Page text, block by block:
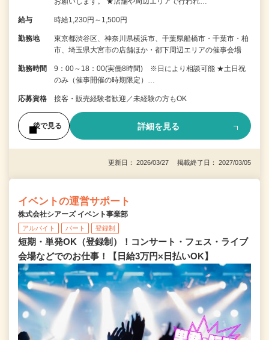
給与 時給1,230円～1,500円
勤務地
東京都渋谷区、神奈川県横浜市、千葉県船橋市・千葉市・柏
市、埼玉県大宮市の店舗ほか・都下周辺エリアの催事会場
勤務時間
9：00～18：00(実働8時間) ※日により相談可能 ★土日祝
のみ（催事開催の時期限定）…
応募資格 接客・販売経験者歓迎／未経験の方もOK
後で見る 詳細を見る
更新日： 2026/03/27 掲載終了日： 2027/03/05
イベントの運営サポート
株式会社シアーズ イベント事業部
アルバイト パート 登録制
短期・単発OK（登録制）！コンサート・フェス・ライブ
会場などでのお仕事！【日給3万円×日払いOK】